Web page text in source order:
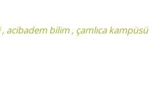
, acibadem bilim, çamlıca kampüsü